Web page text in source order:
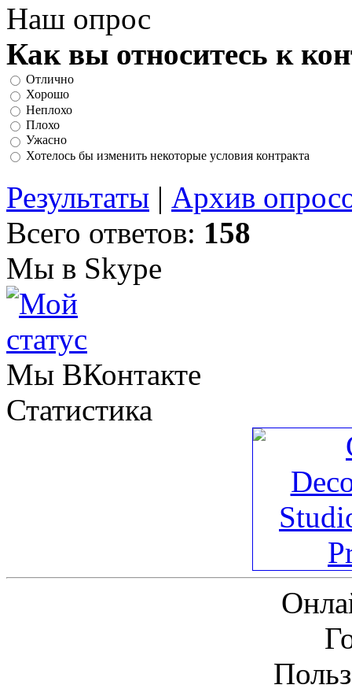
Наш опрос
Как вы относитесь к
Отлично
Хорошо
Неплохо
Плохо
Ужасно
Хотелось бы изменить некоторые условия контракта
Результаты | Архив
Всего ответов: 158
Мы в Skype
Мы ВКонтакте
Статистика